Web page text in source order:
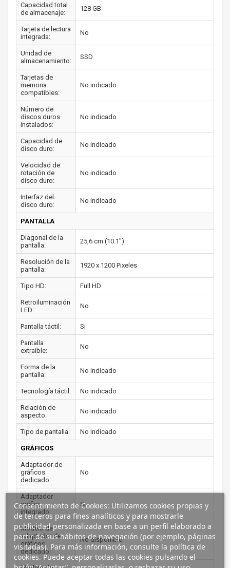
Capacidad total
de almacenaje:
128 GB
Tarjeta de lectura
integrada:
No
Unidad de
almacenamiento:
SSD
Tarjetas de
memoria
compatibles:
No indicado
Número de
discos duros
instalados:
No indicado
Capacidad de
disco duro:
No indicado
Velocidad de
rotación de
disco duro:
No indicado
Interfaz del
disco duro:
No indicado
PANTALLA
Diagonal de la
pantalla:
25,6 cm (10.1")
Resolución de la
pantalla:
1920 x 1200 Pixeles
Tipo HD: Full HD
Retroiluminación
LED:
No
Pantalla táctil: Si
Pantalla
extraíble:
No
Forma de la
pantalla:
No indicado
Tecnología táctil: No indicado
Relación de
aspecto:
No indicado
Tipo de pantalla: No indicado
GRÁFICOS
Adaptador de
gráficos
dedicado:
No
Adaptador
gráfico
integrado:
Si
Modelo de
adaptador de
gráficos
dedicado:
No disponible
Consentimiento de Cookies: Utilizamos cookies propias y
de terceros para fines analíticos y para mostrarle
publicidad personalizada en base a un perfil elaborado a
partir de sus hábitos de navegación (por ejemplo, páginas
visitadas). Para más información, consulte la política de
cookies. Puede aceptar todas las cookies pulsando el